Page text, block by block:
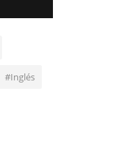
#Inglés